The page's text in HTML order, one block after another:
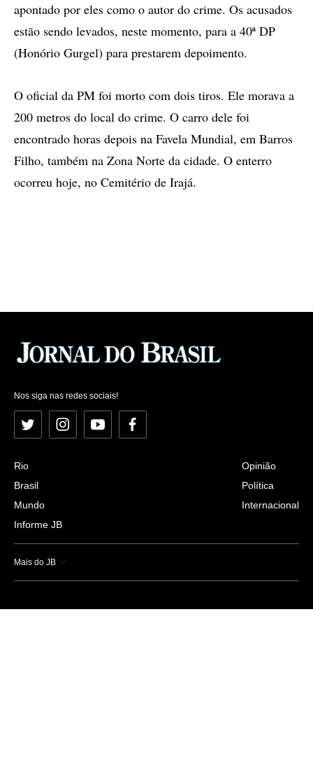
apontado por eles como o autor do crime. Os acusados
estão sendo levados, neste momento, para a 40ª DP
(Honório Gurgel) para prestarem depoimento.
O oficial da PM foi morto com dois tiros. Ele morava a
200 metros do local do crime. O carro dele foi
encontrado horas depois na Favela Mundial, em Barros
Filho, também na Zona Norte da cidade. O enterro
ocorreu hoje, no Cemitério de Irajá.
Nos siga nas redes sociais!
Twitter InstagramYouTubeFacebook
Rio
Brasil
Mundo
Informe JB
Opinião
Política
Internacional
Mais do JB
Esportes